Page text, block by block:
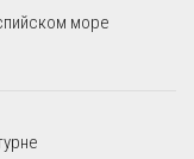
море